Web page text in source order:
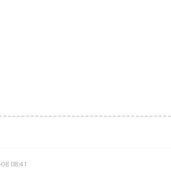
08:41